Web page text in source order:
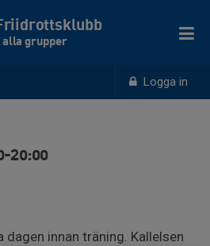
Logga in
grupper
20:00
innan träning. Kallelsen